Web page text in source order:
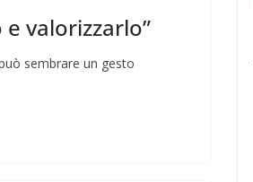
valorizzarlo”
sembrare un gesto